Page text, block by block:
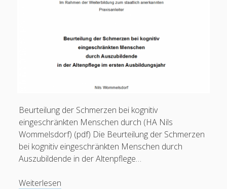
Beurteilung der Schmerzen bei kognitiv
eingeschränkten Menschen durch (HA Nils
Wommelsdorf) (pdf) Die Beurteilung der Schmerzen
bei kognitiv eingeschränkten Menschen durch
Auszubildende in der Altenpflege…
Weiterlesen